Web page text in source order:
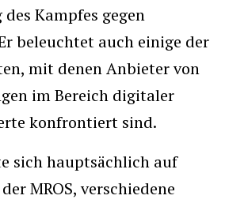
des Kampfes gegen
beleuchtet auch einige der
mit denen Anbieter von
im Bereich digitaler
konfrontiert sind.
sich hauptsächlich auf
MROS, verschiedene